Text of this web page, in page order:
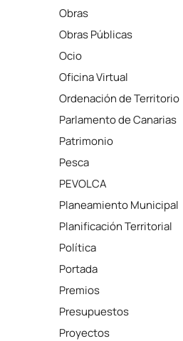
Obras
Obras Públicas
Ocio
Oficina Virtual
Ordenación de Territorio
Parlamento de Canarias
Patrimonio
Pesca
PEVOLCA
Planeamiento Municipal
Planificación Territorial
Política
Portada
Premios
Presupuestos
Proyectos